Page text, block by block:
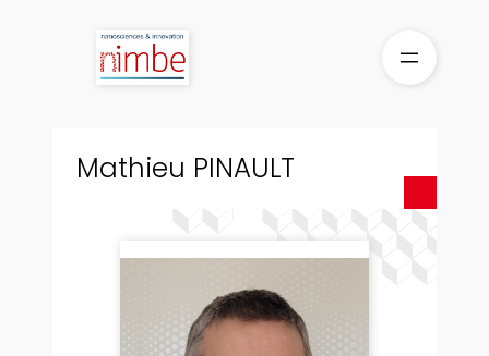
Mathieu PINAULT